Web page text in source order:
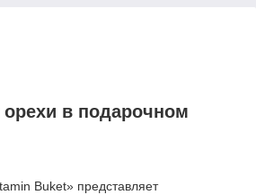
в подарочном
Buket» представляет